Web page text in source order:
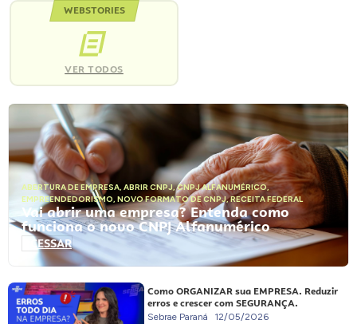
WEBSTORIES
VER TODOS
ABERTURA DE EMPRESA, ABRIR CNPJ,CNPJ ALFANUMÉRICO,
EMPREENDEDORISMO, NOVO FORMATO DE CNPJ,RECEITA FEDERAL
Vai abrir uma empresa? Entenda como
funciona o novo CNPJ Alfanumérico
ACESSAR
Como ORGANIZAR sua EMPRESA. Reduzir
erros e crescer com SEGURANÇA.
Sebrae Paraná 12/05/2026